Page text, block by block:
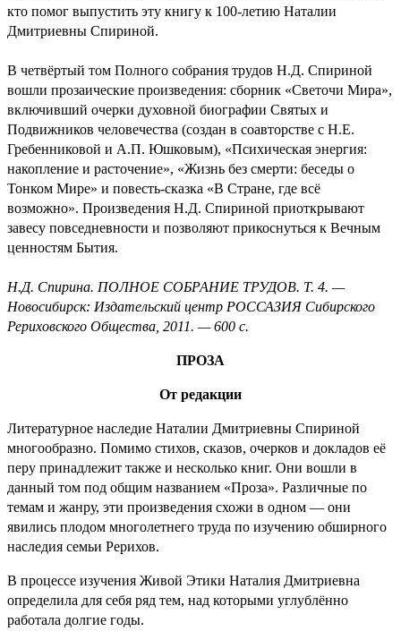
кто помог выпустить эту книгу к 100-летию Наталии
Дмитриевны Спириной.
В четвёртый том Полного собрания трудов Н.Д. Спириной
вошли прозаические произведения: сборник «Светочи Мира»,
включивший очерки духовной биографии Святых и
Подвижников человечества (создан в соавторстве с Н.Е.
Гребенниковой и А.П. Юшковым), «Психическая энергия:
накопление и расточение», «Жизнь без смерти: беседы о
Тонком Мире» и повесть-сказка «В Стране, где всё
возможно». Произведения Н.Д. Спириной приоткрывают
завесу повседневности и позволяют прикоснуться к Вечным
ценностям Бытия.
Н.Д. Спирина. ПОЛНОЕ СОБРАНИЕ ТРУДОВ. Т. 4. —
Новосибирск: Издательский центр РОССАЗИЯ Сибирского
Рериховского Общества, 2011. — 600 с.
ПРОЗА
От редакции
Литературное наследие Наталии Дмитриевны Спириной
многообразно. Помимо стихов, сказов, очерков и докладов её
перу принадлежит также и несколько книг. Они вошли в
данный том под общим названием «Проза». Различные по
темам и жанру, эти произведения схожи в одном — они
явились плодом многолетнего труда по изучению обширного
наследия семьи Рерихов.
В процессе изучения Живой Этики Наталия Дмитриевна
определила для себя ряд тем, над которыми углублённо
работала долгие годы.